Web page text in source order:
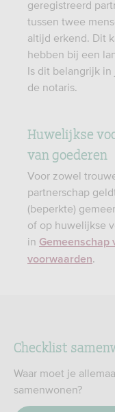
geregistreerd
tussen twee
altijd erkend. Dit
hebben bij een
Is dit belangrijk
de notaris.
Huwelijkse
van goederen
Voor zowel
partnerschap
(beperkte)
of op huwelijkse
in Gemeenschap
voorwaarden.
Checklist
Waar moet je
samenwonen?